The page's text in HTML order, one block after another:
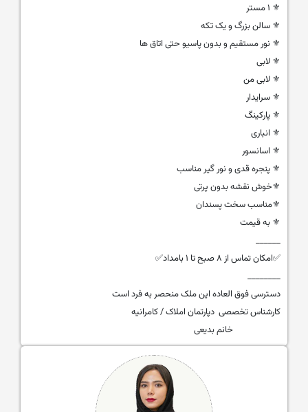
⚜ ۱ مستر
⚜ سالن بزرگ و یک تکه
⚜ نور مستقیم و بدون پاسیو حتی اتاق ها
⚜ لابی
⚜ لابی من
⚜ سرایدار
⚜ پارکینگ
⚜ انباری
⚜ اسانسور
⚜ پنجره قدی و نور گیر مناسب
⚜خوش نقشه بدون پرتی
⚜مناسب سخت پسندان
⚜ به قیمت
______
✅امکان تماس از ۸ صبح تا ۱ بامداد✅
________
دسترسی فوق العاده این ملک منحصر به فرد است
کارشناس تخصصی دپارتمان املاک / کامرانیه
خانم بدیعی